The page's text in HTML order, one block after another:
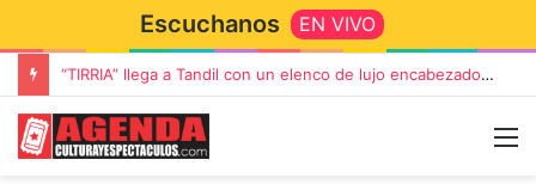
Escuchanos EN VIVO
“TIRRIA” llega a Tandil con un elenco de lujo encabezado por Capusotto, Spregelburd y Stefani